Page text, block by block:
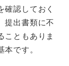
確認しておく
提出書類に不
こともありま
です。